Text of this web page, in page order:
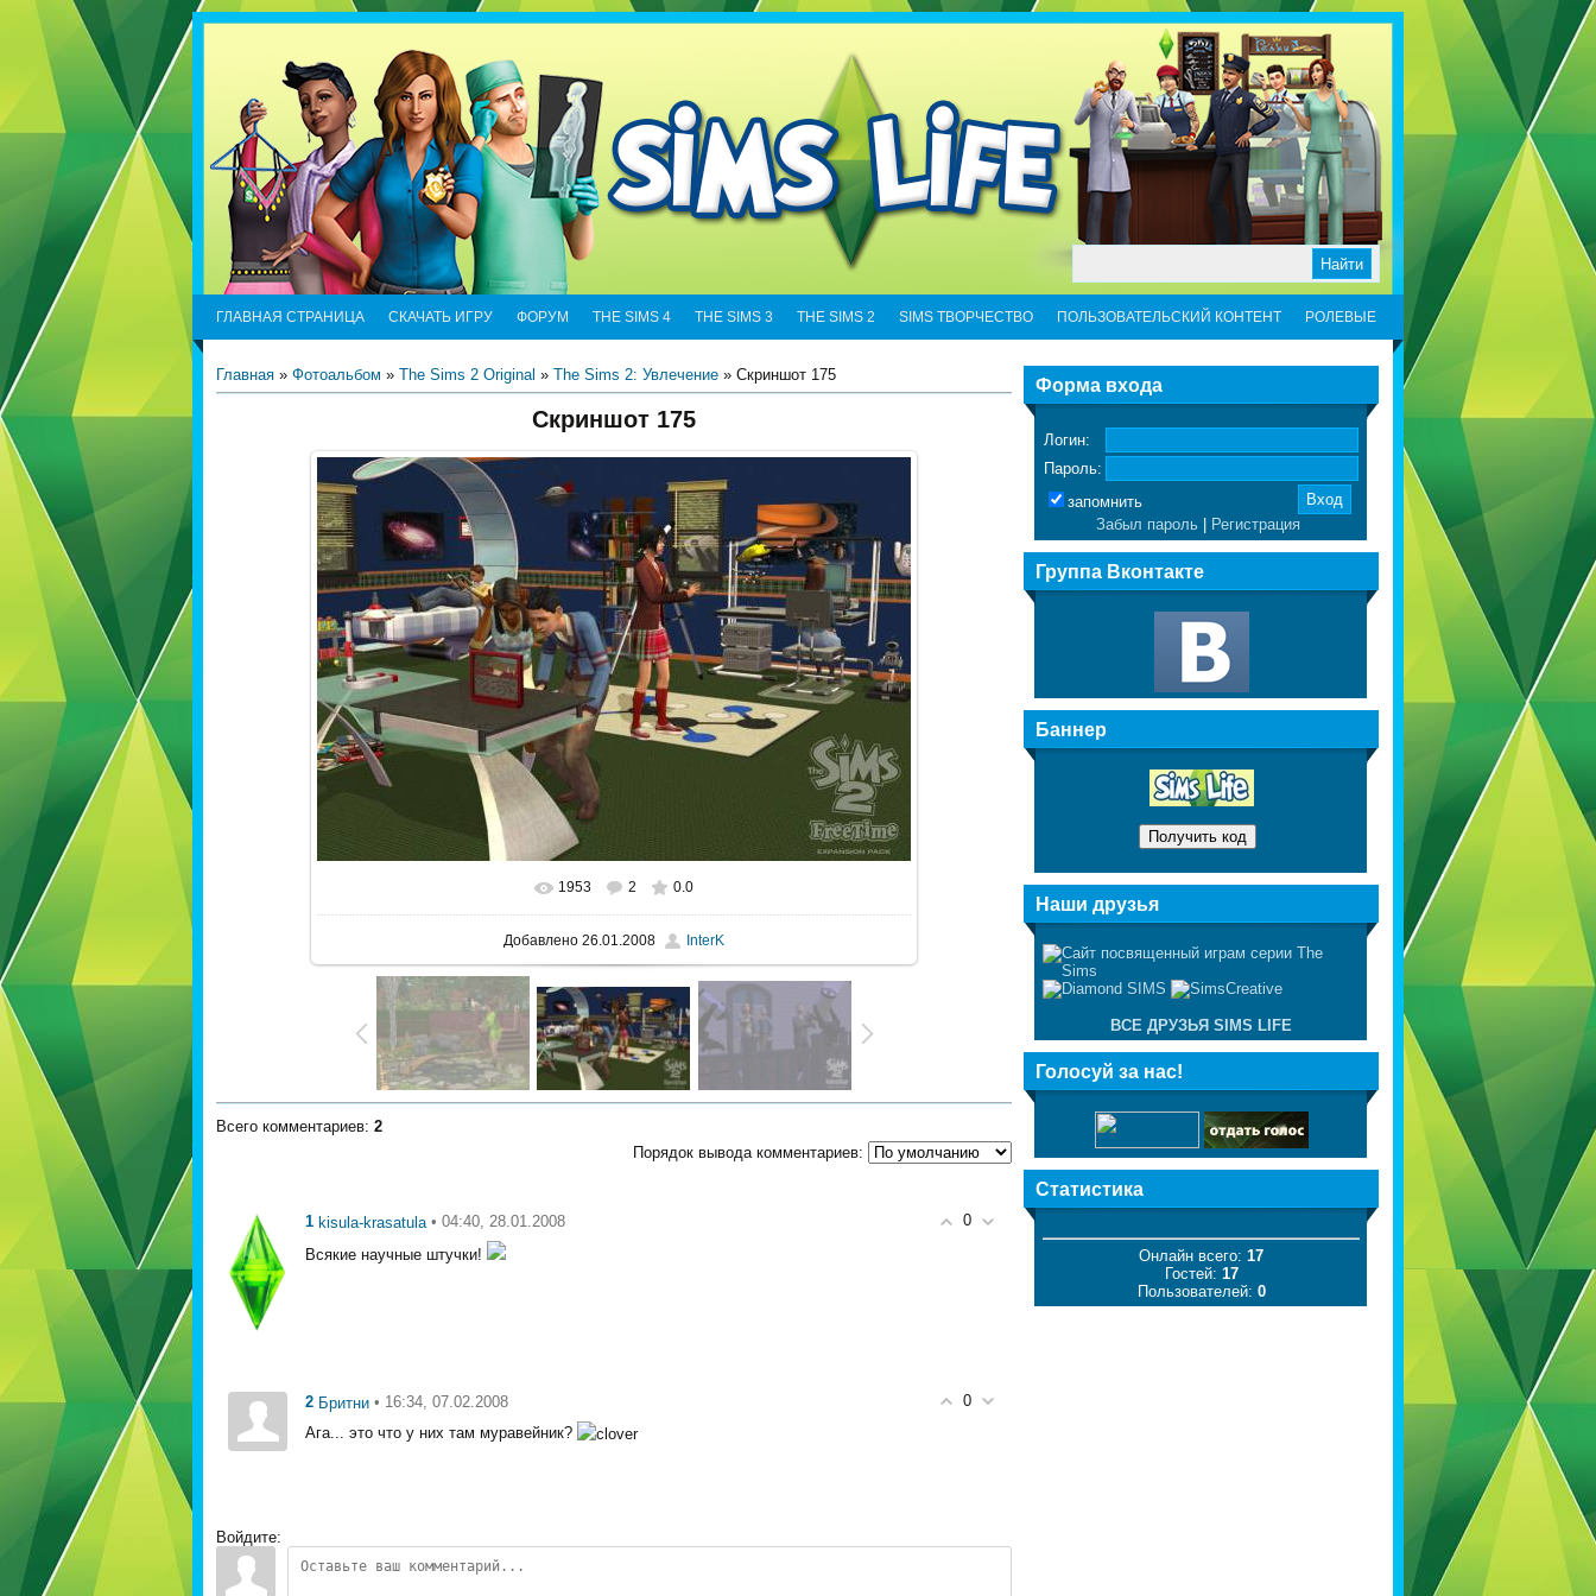
ГЛАВНАЯ СТРАНИЦА СКАЧАТЬ ИГРУ ФОРУМ THE SIMS 4 THE SIMS 3 THE SIMS 2 SIMS ТВОРЧЕСТВО ПОЛЬЗОВАТЕЛЬСКИЙ КОНТЕНТ РОЛЕВЫЕ
Главная » Фотоальбом » The Sims 2 Original » The Sims 2: Увлечение » Скриншот 175
Скриншот 175
В реальном размере 999x681
1953 2 0.0
Добавлено 26.01.2008 InterK
Всего комментариев: 2
Порядок вывода комментариев:
0
1 kisula-krasatula • 04:40, 28.01.2008
Всякие научные штучки!
0
2 Бритни • 16:34, 07.02.2008
Ага... это что у них там муравейник?
Войдите:
Форма входа
Логин:
Пароль:
запомнить
Забыл пароль| Регистрация
Группа Вконтакте
Баннер
Наши друзья
ВСЕ ДРУЗЬЯ SIMS LIFE
Голосуй за нас!
Статистика
Онлайн всего: 17
Гостей: 17
Пользователей: 0